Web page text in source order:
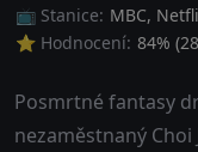
📺 Stanice: MBC,
⭐ Hodnocení: 84% (
Posmrtné fantasy
nezaměstnaný